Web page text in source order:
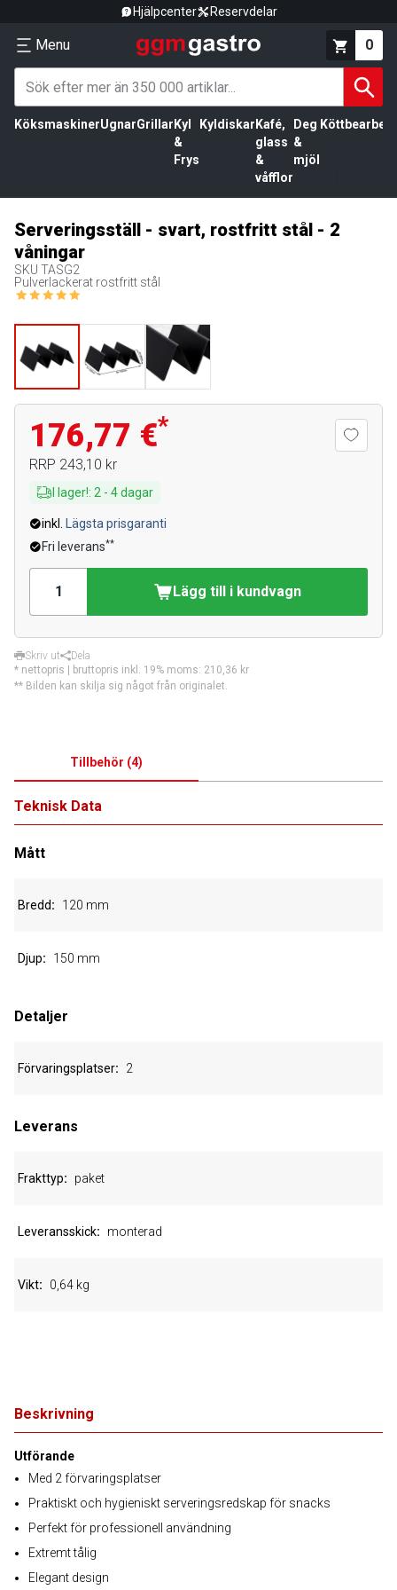
Hjälpcenter Reservdelar
Menu 0
KöksmaskinerUgnarGrillar Kyl
&
Frys
Kyldiskar Kafé,
glass
&
våfflor
Deg
&
mjöl
Serveringsställ - svart, rostfritt stål - 2
våningar
SKU TASG2
Pulverlackerat rostfritt stål
176,77 €*
RRP 243,10 kr
I lager!: 2 - 4dagar
inkl.
Lägsta prisgaranti
Fri leverans**
Lägg till i kundvagn
Skriv ut
Dela
* nettopris | bruttopris inkl. 19% moms: 210,36 kr
** Bilden kan skilja sig något från originalet.
Tillbehör (4)
Beskrivning
Utförande
Med 2 förvaringsplatser
Praktiskt och hygieniskt serveringsredskap för snacks
Perfekt för professionell användning
Extremt tålig
Elegant design
Teknisk Data
Mått
Bredd 120 mm
Djup 150 mm
Detaljer
Förvaringsplatser 2
Leverans
Frakttyp paket
Leveransskick monterad
Vikt 0,64 kg